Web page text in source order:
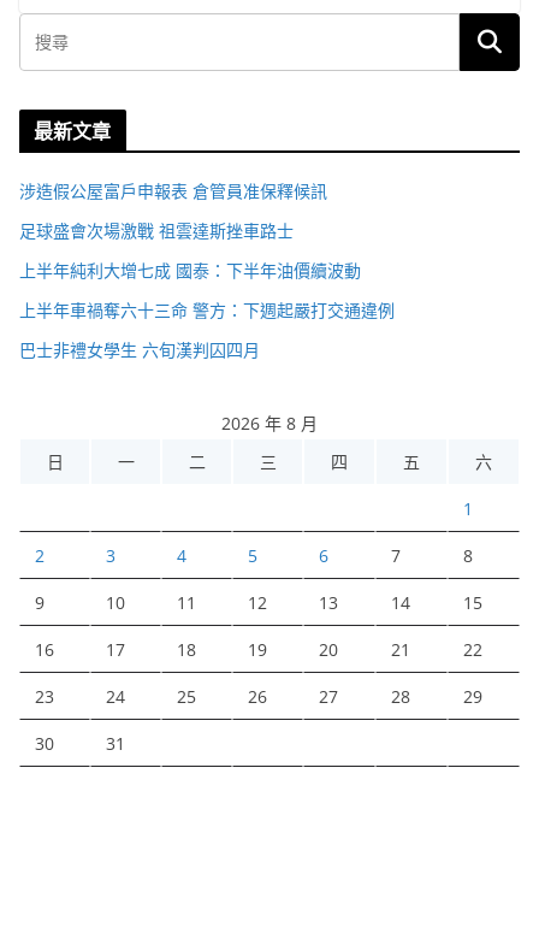
最新文章
涉造假公屋富戶申報表 倉管員准保釋候訊
足球盛會次場激戰 祖雲達斯挫車路士
上半年純利大增七成 國泰：下半年油價續波動
上半年車禍奪六十三命 警方：下週起嚴打交通違例
巴士非禮女學生 六旬漢判囚四月
2026 年 8 月
日
一 二 三 四 五 六
1
2 3 4 5 6 7 8
9 10 11 12 13 14 15
16 17 18 19 20 21 22
23 24 25 26 27 28 29
30 31